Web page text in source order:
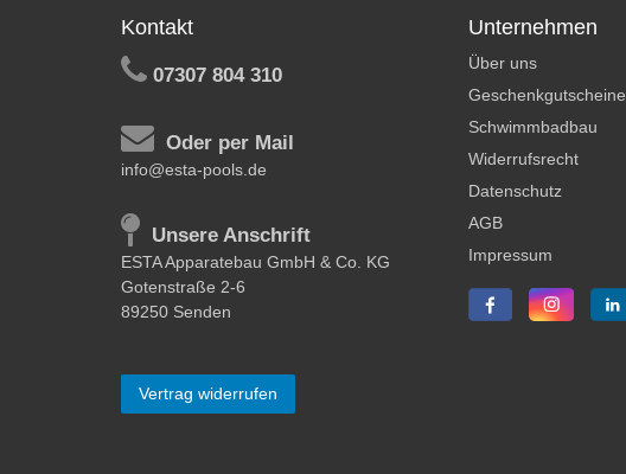
Kontakt
07307 804 310
Oder per Mail
info@esta-pools.de
Unsere Anschrift
ESTA Apparatebau GmbH & Co. KG
Gotenstraße 2-6
89250 Senden
Vertrag widerrufen
Unternehmen
Über uns
Geschenkgutscheine
Schwimmbadbau
Widerrufsrecht
Datenschutz
AGB
Impressum